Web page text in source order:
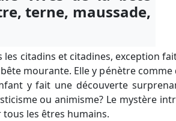
terne, maussade,
citadins et citadines, exception
mourante. Elle y pénètre
y fait une découverte
ou animisme? Le mystère
les êtres humains.